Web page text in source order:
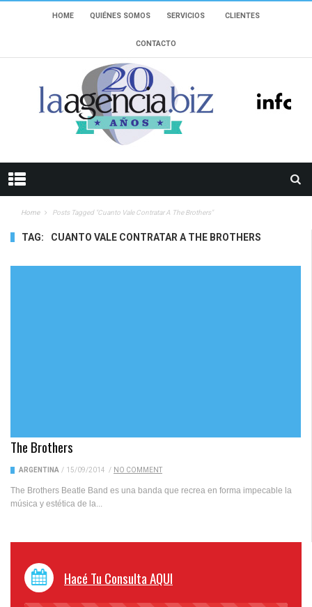
HOME QUIÉNES SOMOS SERVICIOS CLIENTES
CONTACTO
Home Posts Tagged "cuanto Vale Contratar A The Brothers"
TAG: CUANTO VALE CONTRATAR A THE BROTHERS
The Brothers
ARGENTINA / 15/09/2014 / NO COMMENT
The Brothers Beatle Band es una banda que recrea en forma impecable la
música y estética de la...
Hacé Tu Consulta AQUI